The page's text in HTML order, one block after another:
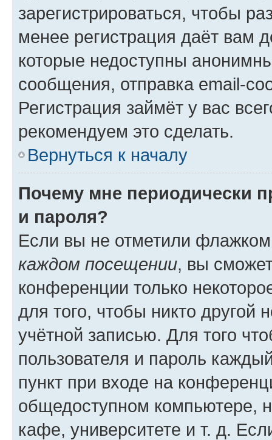
зарегистрироваться, чтобы
менее регистрация даёт вам
которые недоступны
сообщения, отправка email-
Регистрация займёт у вас
рекомендуем это сделать.
Вернуться к началу
Почему мне периодически
и пароля?
Если вы не отметили
каждом посещении, вы
конференции только
для того, чтобы никто другой
учётной записью. Для того
пользователя и пароль
пункт при входе на
общедоступном компьютере,
кафе, университете и т. д.